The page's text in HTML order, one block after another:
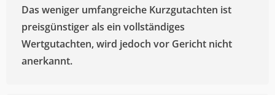
Das weniger umfangreiche Kurzgutachten ist
preisgünstiger als ein vollständiges
Wertgutachten, wird jedoch vor Gericht nicht
anerkannt.